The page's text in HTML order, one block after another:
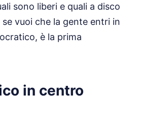
sono liberi e quali a disco
vuoi che la gente entri in
è la prima
in centro